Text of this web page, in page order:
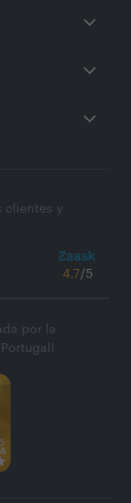
clientes y
4.7/5
por la